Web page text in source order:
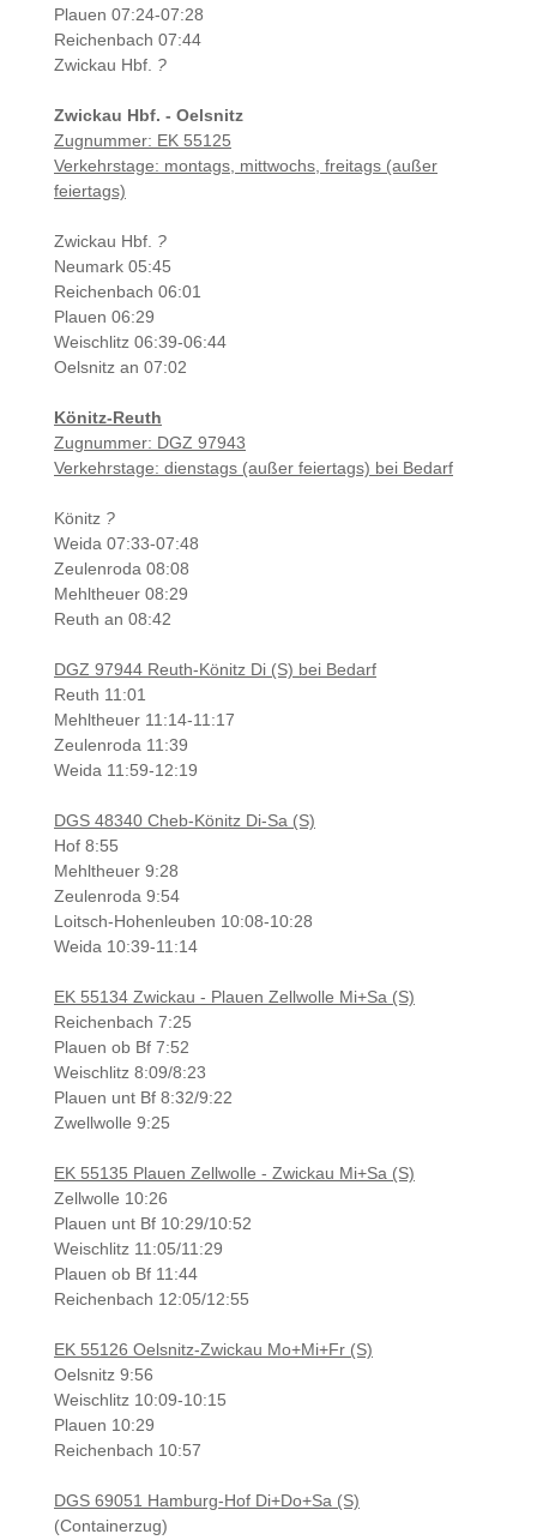
Plauen 07:24-07:28
Reichenbach 07:44
Zwickau Hbf. ?
Zwickau Hbf. - Oelsnitz
Zugnummer: EK 55125
Verkehrstage: montags, mittwochs, freitags (außer
feiertags)
Zwickau Hbf. ?
Neumark 05:45
Reichenbach 06:01
Plauen 06:29
Weischlitz 06:39-06:44
Oelsnitz an 07:02
Könitz-Reuth
Zugnummer: DGZ 97943
Verkehrstage: dienstags (außer feiertags) bei Bedarf
Könitz ?
Weida 07:33-07:48
Zeulenroda 08:08
Mehltheuer 08:29
Reuth an 08:42
DGZ 97944 Reuth-Könitz Di (S) bei Bedarf
Reuth 11:01
Mehltheuer 11:14-11:17
Zeulenroda 11:39
Weida 11:59-12:19
DGS 48340 Cheb-Könitz Di-Sa (S)
Hof 8:55
Mehltheuer 9:28
Zeulenroda 9:54
Loitsch-Hohenleuben 10:08-10:28
Weida 10:39-11:14
EK 55134 Zwickau - Plauen Zellwolle Mi+Sa (S)
Reichenbach 7:25
Plauen ob Bf 7:52
Weischlitz 8:09/8:23
Plauen unt Bf 8:32/9:22
Zwellwolle 9:25
EK 55135 Plauen Zellwolle - Zwickau Mi+Sa (S)
Zellwolle 10:26
Plauen unt Bf 10:29/10:52
Weischlitz 11:05/11:29
Plauen ob Bf 11:44
Reichenbach 12:05/12:55
EK 55126 Oelsnitz-Zwickau Mo+Mi+Fr (S)
Oelsnitz 9:56
Weischlitz 10:09-10:15
Plauen 10:29
Reichenbach 10:57
DGS 69051 Hamburg-Hof Di+Do+Sa (S)
(Containerzug)